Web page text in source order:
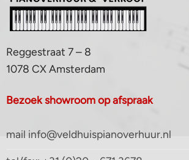
Reggestraat 7 – 8
1078 CX Amsterdam
Bezoek showroom op afspraak
mail info@veldhuispianoverhuur.nl